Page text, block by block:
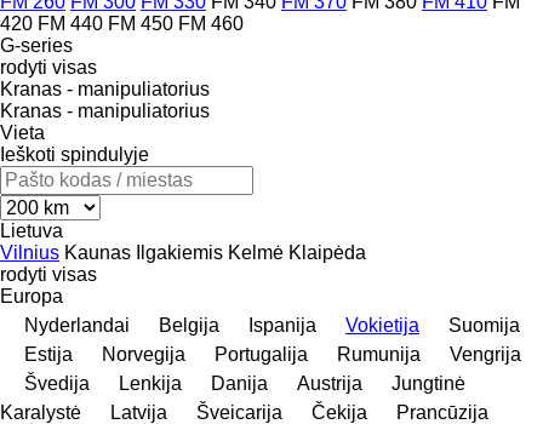
420 FM 440 FM 450 FM 460
G-series
rodyti visas
Kranas - manipuliatorius
Kranas - manipuliatorius
Vieta
Ieškoti spindulyje
Lietuva
Vilnius Kaunas Ilgakiemis Kelmė Klaipėda
rodyti visas
Europa
Nyderlandai
Belgija Ispanija Vokietija
Suomija
Estija
Norvegija Portugalija Rumunija
Vengrija
Švedija
Lenkija Danija Austrija
Jungtinė
Karalystė
Latvija Šveicarija Čekija
Prancūzija